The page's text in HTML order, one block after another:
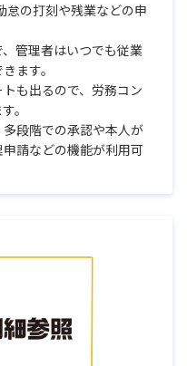
怠の打刻や残業などの申
管理者はいつでも従業
ます。
も出るので、労務コン
。
段階での承認や本人が
請などの機能が利用可